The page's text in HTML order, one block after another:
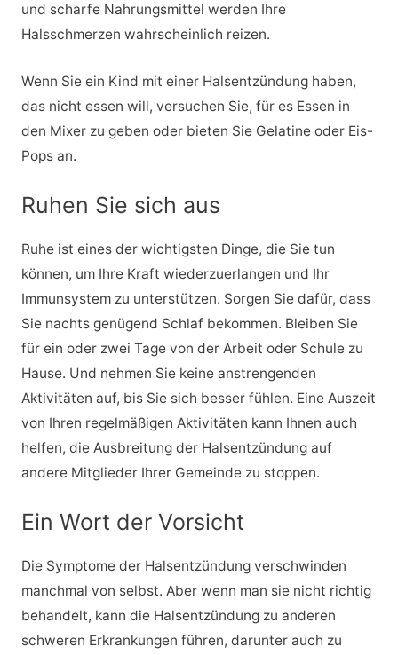
und scharfe Nahrungsmittel werden Ihre
Halsschmerzen wahrscheinlich reizen.
Wenn Sie ein Kind mit einer Halsentzündung haben,
das nicht essen will, versuchen Sie, für es Essen in
den Mixer zu geben oder bieten Sie Gelatine oder Eis-
Pops an.
Ruhen Sie sich aus
Ruhe ist eines der wichtigsten Dinge, die Sie tun
können, um Ihre Kraft wiederzuerlangen und Ihr
Immunsystem zu unterstützen. Sorgen Sie dafür, dass
Sie nachts genügend Schlaf bekommen. Bleiben Sie
für ein oder zwei Tage von der Arbeit oder Schule zu
Hause. Und nehmen Sie keine anstrengenden
Aktivitäten auf, bis Sie sich besser fühlen. Eine Auszeit
von Ihren regelmäßigen Aktivitäten kann Ihnen auch
helfen, die Ausbreitung der Halsentzündung auf
andere Mitglieder Ihrer Gemeinde zu stoppen.
Ein Wort der Vorsicht
Die Symptome der Halsentzündung verschwinden
manchmal von selbst. Aber wenn man sie nicht richtig
behandelt, kann die Halsentzündung zu anderen
schweren Erkrankungen führen, darunter auch zu